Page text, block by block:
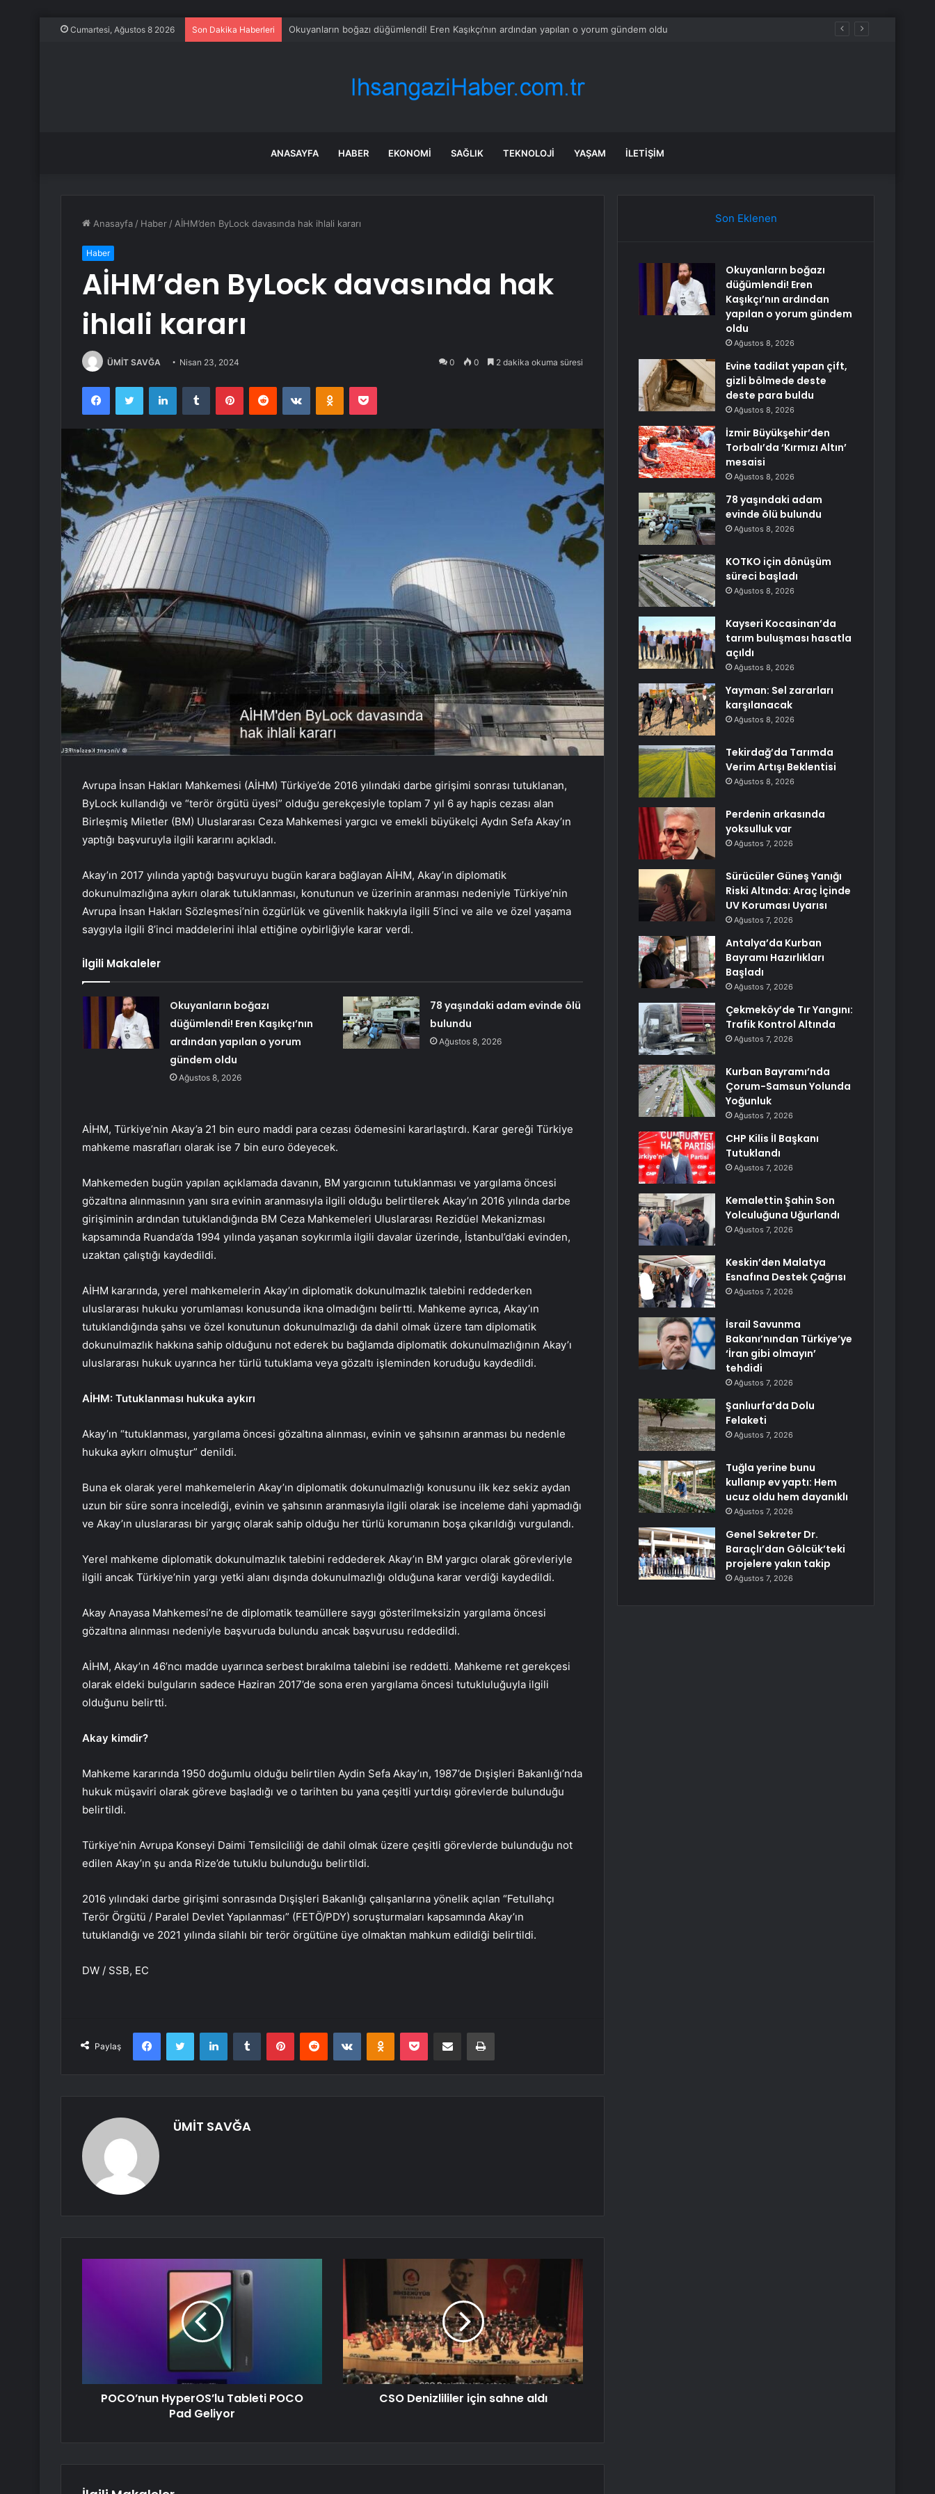
Cumartesi, Ağustos 8 2026 Son Dakika Haberleri Evine tadilat yapan çift, gizli bölmede deste deste para buldu
ANASAYFA HABER EKONOMI SAĞLIK TEKNOLOJI YAŞAM İLETIŞIM
Anasayfa / Haber / AİHM’den ByLock davasında hak ihlali kararı
Haber
AİHM’den ByLock davasında hak
ihlali kararı
ÜMİT SAVĞA Nisan 23, 2024 0 0 2 dakika okuma süresi
FacebookTwitter LinkedInTumblr PinterestReddit VKontakteOdnoklassniki
Pocket
Avrupa İnsan Hakları Mahkemesi (AİHM) Türkiye’de 2016 yılındaki darbe girişimi sonrası tutuklanan,
ByLock kullandığı ve “terör örgütü üyesi” olduğu gerekçesiyle toplam 7 yıl 6 ay hapis cezası alan
Birleşmiş Miletler (BM) Uluslararası Ceza Mahkemesi yargıcı ve emekli büyükelçi Aydın Sefa Akay’ın
yaptığı başvuruyla ilgili kararını açıkladı.
Akay’ın 2017 yılında yaptığı başvuruyu bugün karara bağlayan AİHM, Akay’ın diplomatik
dokunulmazlığına aykırı olarak tutuklanması, konutunun ve üzerinin aranması nedeniyle Türkiye’nin
Avrupa İnsan Hakları Sözleşmesi’nin özgürlük ve güvenlik hakkıyla ilgili 5’inci ve aile ve özel yaşama
saygıyla ilgili 8’inci maddelerini ihlal ettiğine oybirliğiyle karar verdi.
İlgili Makaleler
Okuyanların boğazı
düğümlendi! Eren Kaşıkçı’nın
ardından yapılan o yorum
gündem oldu
Ağustos 8, 2026
78 yaşındaki adam evinde ölü
bulundu
Ağustos 8, 2026
AİHM, Türkiye’nin Akay’a 21 bin euro maddi para cezası ödemesini kararlaştırdı. Karar gereği Türkiye
mahkeme masrafları olarak ise 7 bin euro ödeyecek.
Mahkemeden bugün yapılan açıklamada davanın, BM yargıcının tutuklanması ve yargılama öncesi
gözaltına alınmasının yanı sıra evinin aranmasıyla ilgili olduğu belirtilerek Akay’ın 2016 yılında darbe
girişiminin ardından tutuklandığında BM Ceza Mahkemeleri Uluslararası Rezidüel Mekanizması
kapsamında Ruanda’da 1994 yılında yaşanan soykırımla ilgili davalar üzerinde, İstanbul’daki evinden,
uzaktan çalıştığı kaydedildi.
AİHM kararında, yerel mahkemelerin Akay’ın diplomatik dokunulmazlık talebini reddederken
uluslararası hukuku yorumlaması konusunda ikna olmadığını belirtti. Mahkeme ayrıca, Akay’ın
tutuklandığında şahsı ve özel konutunun dokunulmazlığı da dahil olmak üzere tam diplomatik
dokunulmazlık hakkına sahip olduğunu not ederek bu bağlamda diplomatik dokunulmazlığının Akay’ı
uluslararası hukuk uyarınca her türlü tutuklama veya gözaltı işleminden koruduğu kaydedildi.
AİHM: Tutuklanması hukuka aykırı
Akay’ın “tutuklanması, yargılama öncesi gözaltına alınması, evinin ve şahsının aranması bu nedenle
hukuka aykırı olmuştur” denildi.
Buna ek olarak yerel mahkemelerin Akay’ın diplomatik dokunulmazlığı konusunu ilk kez sekiz aydan
uzun bir süre sonra incelediği, evinin ve şahsının aranmasıyla ilgili olarak ise inceleme dahi yapmadığı
ve Akay’ın uluslararası bir yargıç olarak sahip olduğu her türlü korumanın boşa çıkarıldığı vurgulandı.
Yerel mahkeme diplomatik dokunulmazlık talebini reddederek Akay’ın BM yargıcı olarak görevleriyle
ilgili ancak Türkiye’nin yargı yetki alanı dışında dokunulmazlığı olduğuna karar verdiği kaydedildi.
Akay Anayasa Mahkemesi’ne de diplomatik teamüllere saygı gösterilmeksizin yargılama öncesi
gözaltına alınması nedeniyle başvuruda bulundu ancak başvurusu reddedildi.
AİHM, Akay’ın 46’ncı madde uyarınca serbest bırakılma talebini ise reddetti. Mahkeme ret gerekçesi
olarak eldeki bulguların sadece Haziran 2017’de sona eren yargılama öncesi tutukluluğuyla ilgili
olduğunu belirtti.
Akay kimdir?
Mahkeme kararında 1950 doğumlu olduğu belirtilen Aydin Sefa Akay’ın, 1987’de Dışişleri Bakanlığı’nda
hukuk müşaviri olarak göreve başladığı ve o tarihten bu yana çeşitli yurtdışı görevlerde bulunduğu
belirtildi.
Türkiye’nin Avrupa Konseyi Daimi Temsilciliği de dahil olmak üzere çeşitli görevlerde bulunduğu not
edilen Akay’ın şu anda Rize’de tutuklu bulunduğu belirtildi.
2016 yılındaki darbe girişimi sonrasında Dışişleri Bakanlığı çalışanlarına yönelik açılan “Fetullahçı
Terör Örgütü / Paralel Devlet Yapılanması” (FETÖ/PDY) soruşturmaları kapsamında Akay’ın
tutuklandığı ve 2021 yılında silahlı bir terör örgütüne üye olmaktan mahkum edildiği belirtildi.
DW / SSB, EC
Paylaş
FacebookTwitter LinkedInTumblr PinterestReddit VKontakteOdnoklassniki
Pocket E-Posta ile paylaş Yazdır
ÜMİT SAVĞA
POCO’nun HyperOS’lu Tableti POCO
Pad Geliyor
CSO Denizlililer için sahne aldı
Son Eklenen
Okuyanların boğazı
düğümlendi! Eren
Kaşıkçı’nın ardından
yapılan o yorum gündem
oldu
Ağustos 8, 2026
Evine tadilat yapan çift,
gizli bölmede deste
deste para buldu
Ağustos 8, 2026
İzmir Büyükşehir’den
Torbalı’da ‘Kırmızı Altın’
mesaisi
Ağustos 8, 2026
78 yaşındaki adam
evinde ölü bulundu
Ağustos 8, 2026
KOTKO için dönüşüm
süreci başladı
Ağustos 8, 2026
Kayseri Kocasinan’da
tarım buluşması hasatla
açıldı
Ağustos 8, 2026
Yayman: Sel zararları
karşılanacak
Ağustos 8, 2026
Tekirdağ’da Tarımda
Verim Artışı Beklentisi
Ağustos 8, 2026
Perdenin arkasında
yoksulluk var
Ağustos 7, 2026
Sürücüler Güneş Yanığı
Riski Altında: Araç İçinde
UV Koruması Uyarısı
Ağustos 7, 2026
Antalya’da Kurban
Bayramı Hazırlıkları
Başladı
Ağustos 7, 2026
Çekmeköy’de Tır Yangını:
Trafik Kontrol Altında
Ağustos 7, 2026
Kurban Bayramı’nda
Çorum-Samsun Yolunda
Yoğunluk
Ağustos 7, 2026
CHP Kilis İl Başkanı
Tutuklandı
Ağustos 7, 2026
Kemalettin Şahin Son
Yolculuğuna Uğurlandı
Ağustos 7, 2026
Keskin’den Malatya
Esnafına Destek Çağrısı
Ağustos 7, 2026
İsrail Savunma
Bakanı’nından Türkiye’ye
‘İran gibi olmayın’
tehdidi
Ağustos 7, 2026
Şanlıurfa’da Dolu
Felaketi
Ağustos 7, 2026
Tuğla yerine bunu
kullanıp ev yaptı: Hem
ucuz oldu hem dayanıklı
Ağustos 7, 2026
Genel Sekreter Dr.
Baraçlı’dan Gölcük’teki
projelere yakın takip
Ağustos 7, 2026